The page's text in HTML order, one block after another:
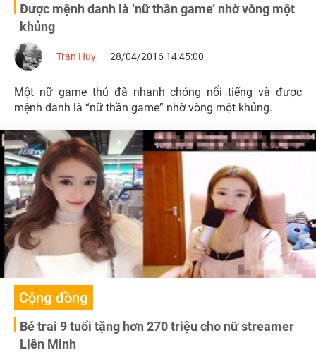
Được mệnh danh là ‘nữ thần game’ nhờ vòng một
khủng
Tran Huy 28/04/2016 14:45:00
Một nữ game thủ đã nhanh chóng nổi tiếng và được
mệnh danh là “nữ thần game” nhờ vòng một khủng.
Cộng đồng
Bé trai 9 tuổi tặng hơn 270 triệu cho nữ streamer
Liên Minh